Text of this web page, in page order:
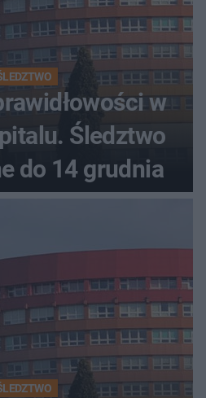
w
Śledztwo
do 14 grudnia